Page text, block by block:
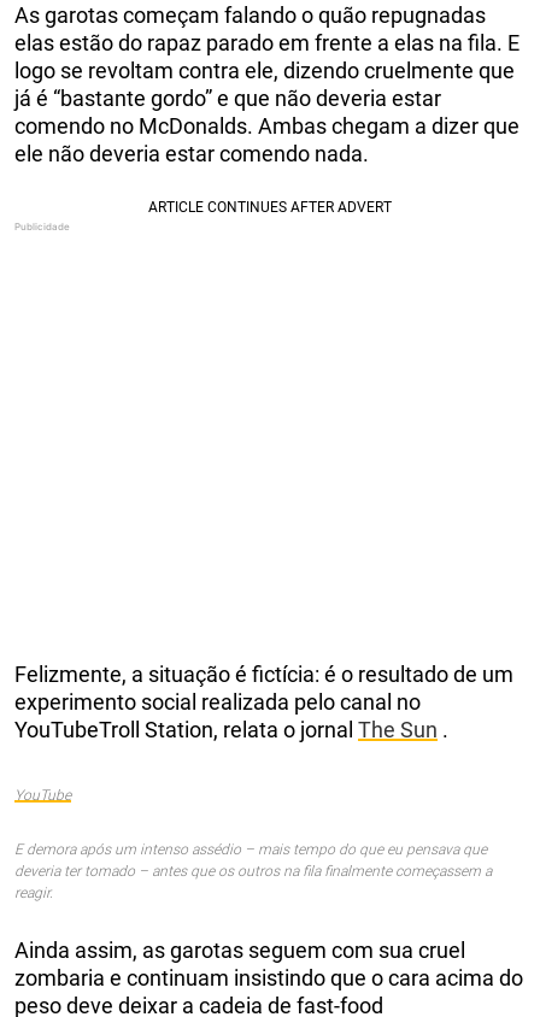
As garotas começam falando o quão repugnadas
elas estão do rapaz parado em frente a elas na fila. E
logo se revoltam contra ele, dizendo cruelmente que
já é “bastante gordo” e que não deveria estar
comendo no McDonalds. Ambas chegam a dizer que
ele não deveria estar comendo nada.
Felizmente, a situação é fictícia: é o resultado de um
experimento social realizada pelo canal no
YouTubeTroll Station, relata o jornal The Sun .
YouTube
E demora após um intenso assédio – mais tempo do que eu pensava que
deveria ter tomado – antes que os outros na fila finalmente começassem a
reagir.
Ainda assim, as garotas seguem com sua cruel
zombaria e continuam insistindo que o cara acima do
peso deve deixar a cadeia de fast-food